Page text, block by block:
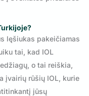
lęšiukas pakeičiamas
tai, kad IOL
o tai reiškia,
įvairių rūšių IOL, kurie
jūsų